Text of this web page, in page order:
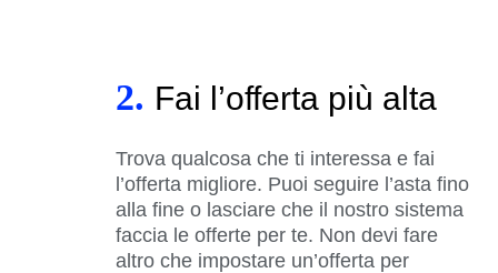
2. Fai l’offerta più alta
Trova qualcosa che ti interessa e fai
l’offerta migliore. Puoi seguire l’asta fino
alla fine o lasciare che il nostro sistema
faccia le offerte per te. Non devi fare
altro che impostare un’offerta per